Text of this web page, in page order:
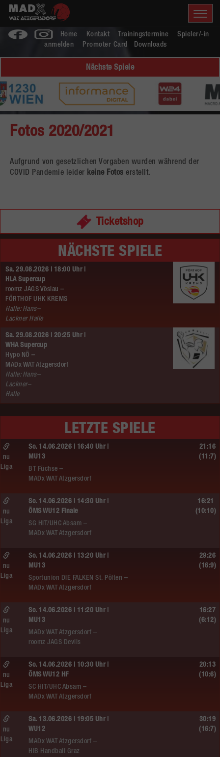
Home Kontakt Trainingstermine
Spieler/-in
anmelden
Promoter Card Downloads
Nächste Spiele
Fotos 2020/2021
Aufgrund von gesetzlichen Vorgaben wurden während der
COVID Pandemie leider keine Fotos erstellt.
Ticketshop
NÄCHSTE SPIELE
Sa. 29.08.2026 | 18:00 Uhr |
HLA Supercup
roomz JAGS Vöslau –
FÖRTHOF UHK KREMS
Halle: Hans–
Lackner Halle
Sa. 29.08.2026 | 20:25 Uhr |
WHA Supercup
Hypo NÖ –
MADx WAT Atzgersdorf
Halle: Hans–
Lackner–
Halle
LETZTE SPIELE
So. 14.06.2026 | 16:40 Uhr |
MU13
BT Füchse –
MADx WAT Atzgersdorf
nu
Liga
21:16
(11:7)
So. 14.06.2026 | 14:30 Uhr |
ÖMS WU12 Finale
SG HIT/UHC Absam –
MADx WAT Atzgersdorf
nu
Liga
16:21
(10:10)
So. 14.06.2026 | 13:20 Uhr |
MU13
Sportunion DIE FALKEN St. Pölten –
MADx WAT Atzgersdorf
nu
Liga
29:26
(16:9)
So. 14.06.2026 | 11:20 Uhr |
MU13
MADx WAT Atzgersdorf –
roomz JAGS Devils
nu
Liga
16:27
(6:12)
So. 14.06.2026 | 10:30 Uhr |
ÖMS WU12 HF
SC HIT/UHC Absam –
MADx WAT Atzgersdorf
nu
Liga
20:13
(10:6)
Sa. 13.06.2026 | 19:05 Uhr |
WU12
MADx WAT Atzgersdorf –
HIB Handball Graz
nu
Liga
30:19
(16:7)